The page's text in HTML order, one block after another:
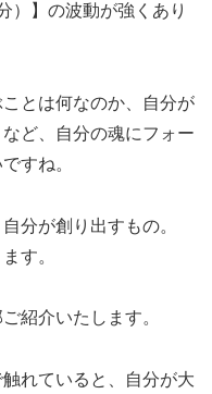
）】の波動が強くあり
とは何なのか、自分が
ど、自分の魂にフォー
すね。
分が創り出すもの。
す。
紹介いたします。
れていると、自分が大